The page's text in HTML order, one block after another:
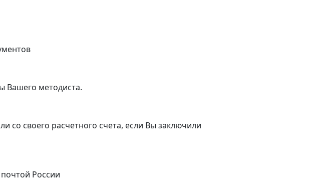
Вашего методиста.
со своего расчетного счета, если Вы заключили
России